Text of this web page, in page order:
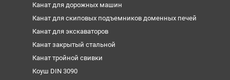
Канат для дорожных машин
Канат для скиповых подъемников доменных печей
Канат для экскаваторов
Канат закрытый стальной
Канат тройной свивки
Коуш DIN 3090